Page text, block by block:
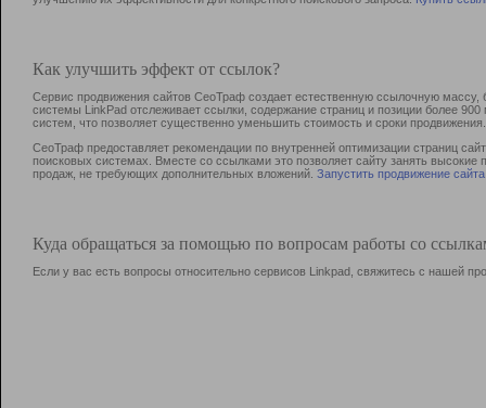
Как улучшить эффект от ссылок?
Сервис продвижения сайтов СеоТраф создает естественную ссылочную
системы LinkPad отслеживает ссылки, содержание страниц и позиции более
систем, что позволяет существенно уменьшить стоимость и сроки продвижения.
СеоТраф предоставляет рекомендации по внутренней оптимизации страниц
поисковых системах. Вместе со ссылками это позволяет сайту занять
продаж, не требующих дополнительных вложений. Запустить продвижение сайта
Куда обращаться за помощью по вопросам работы со
Если у вас есть вопросы относительно сервисов Linkpad, свяжитесь с нашей